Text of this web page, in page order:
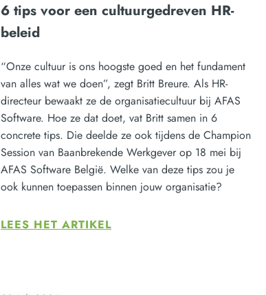
6 tips voor een cultuurgedreven HR-
beleid
“Onze cultuur is ons hoogste goed en het fundament
van alles wat we doen”, zegt Britt Breure. Als HR-
directeur bewaakt ze de organisatiecultuur bij AFAS
Software. Hoe ze dat doet, vat Britt samen in 6
concrete tips. Die deelde ze ook tijdens de Champion
Session van Baanbrekende Werkgever op 18 mei bij
AFAS Software België. Welke van deze tips zou je
ook kunnen toepassen binnen jouw organisatie?
LEES HET ARTIKEL